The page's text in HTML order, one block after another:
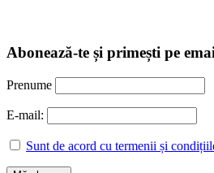
Abonează-te și primești pe
Prenume
E-mail:
Sunt de acord cu termenii și